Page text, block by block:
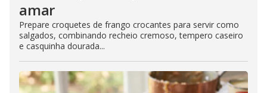
amar
Prepare croquetes de frango crocantes para servir como
salgados, combinando recheio cremoso, tempero caseiro
e casquinha dourada...